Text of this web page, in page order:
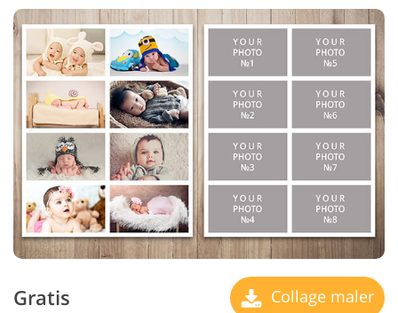
Gratis Collage maler